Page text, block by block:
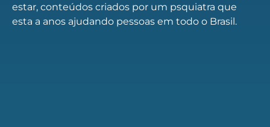
estar, conteúdos criados por um psquiatra que
esta a anos ajudando pessoas em todo o Brasil.